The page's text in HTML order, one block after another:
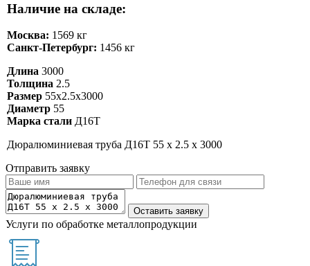
Наличие на складе:
Москва: 1569 кг
Санкт-Петербург: 1456 кг
Длина 3000
Толщина 2.5
Размер 55х2.5х3000
Диаметр 55
Марка стали Д16Т
Дюралюминиевая труба Д16Т 55 х 2.5 х 3000
Отправить заявку
Услуги по обработке металлопродукции